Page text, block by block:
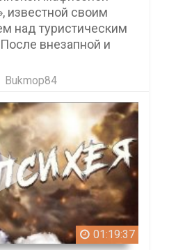
известной своим
над туристическим
внезапной и
Bukmop84
01:19:37